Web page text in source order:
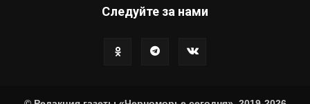
Следуйте за нами